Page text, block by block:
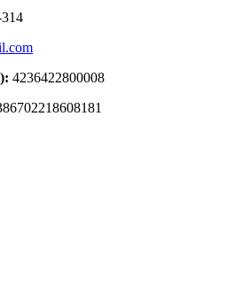
4236422800008